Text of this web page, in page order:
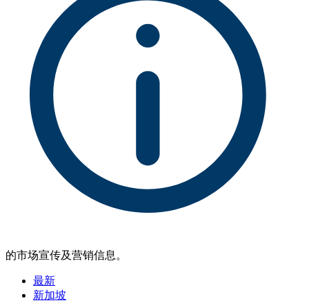
的市场宣传及营销信息。
最新
新加坡